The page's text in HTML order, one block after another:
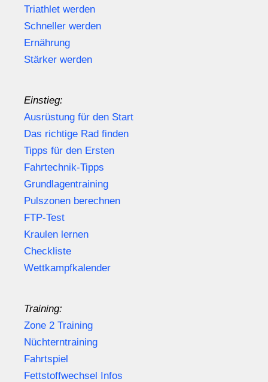
Triathlet werden
Schneller werden
Ernährung
Stärker werden
Einstieg:
Ausrüstung für den Start
Das richtige Rad finden
Tipps für den Ersten
Fahrtechnik-Tipps
Grundlagentraining
Pulszonen berechnen
FTP-Test
Kraulen lernen
Checkliste
Wettkampfkalender
Training:
Zone 2 Training
Nüchterntraining
Fahrtspiel
Fettstoffwechsel Infos